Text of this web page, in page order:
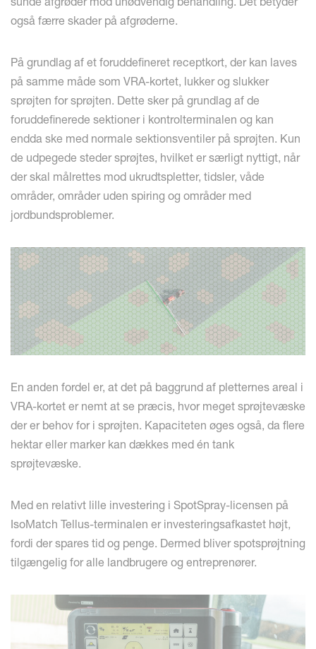
også færre skader på afgrøderne.
På grundlag af et foruddefineret receptkort, der kan laves
på samme måde som VRA-kortet, lukker og slukker
sprøjten for sprøjten. Dette sker på grundlag af de
foruddefinerede sektioner i kontrolterminalen og kan
endda ske med normale sektionsventiler på sprøjten. Kun
de udpegede steder sprøjtes, hvilket er særligt nyttigt, når
der skal målrettes mod ukrudtspletter, tidsler, våde
områder, områder uden spiring og områder med
jordbundsproblemer.
En anden fordel er, at det på baggrund af pletternes areal i
VRA-kortet er nemt at se præcis, hvor meget sprøjtevæske
der er behov for i sprøjten. Kapaciteten øges også, da flere
hektar eller marker kan dækkes med én tank
sprøjtevæske.
Med en relativt lille investering i SpotSpray-licensen på
IsoMatch Tellus-terminalen er investeringsafkastet højt,
fordi der spares tid og penge. Dermed bliver spotsprøjtning
tilgængelig for alle landbrugere og entreprenører.